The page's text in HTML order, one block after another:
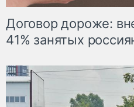
Договор дороже:
41% занятых